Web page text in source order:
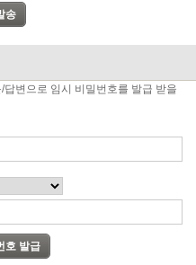
변으로 임시 비밀번호를 발급 받을